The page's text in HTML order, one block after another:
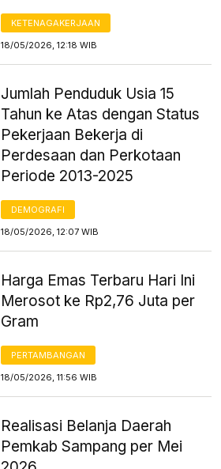
KETENAGAKERJAAN
18/05/2026, 12:18 WIB
Jumlah Penduduk Usia 15
Tahun ke Atas dengan Status
Pekerjaan Bekerja di
Perdesaan dan Perkotaan
Periode 2013-2025
DEMOGRAFI
18/05/2026, 12:07 WIB
Harga Emas Terbaru Hari Ini
Merosot ke Rp2,76 Juta per
Gram
PERTAMBANGAN
18/05/2026, 11:56 WIB
Realisasi Belanja Daerah
Pemkab Sampang per Mei